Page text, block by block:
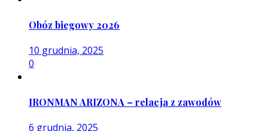
Obóz biegowy 2026
10 grudnia, 2025
0
IRONMAN ARIZONA – relacja z zawodów
6 grudnia, 2025